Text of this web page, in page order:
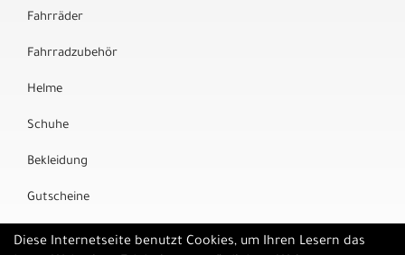
Fahrräder
Fahrradzubehör
Helme
Schuhe
Bekleidung
Gutscheine
Marken
Diese Internetseite benutzt Cookies, um Ihren Lesern das